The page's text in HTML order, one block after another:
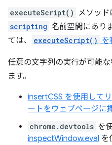
executeScript() メソッド
scripting 名前空間にあり
ては、
executeScript() を
任意の文字列の実行が可能
ます。
insertCSS を使用して
ートをウェブページに
chrome.devtools を
inspectWindow.eval を